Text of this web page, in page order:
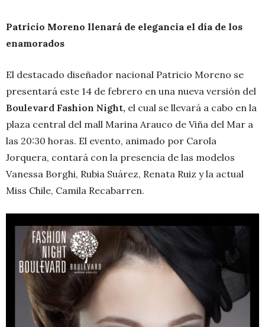
Patricio Moreno llenará de elegancia el día de los
enamorados
El destacado diseñador nacional Patricio Moreno se
presentará este 14 de febrero en una nueva versión del
Boulevard Fashion Night, el cual se llevará a cabo en la
plaza central del mall Marina Arauco de Viña del Mar a
las 20:30 horas. El evento, animado por Carola
Jorquera, contará con la presencia de las modelos
Vanessa Borghi, Rubia Suárez, Renata Ruiz y la actual
Miss Chile, Camila Recabarren.